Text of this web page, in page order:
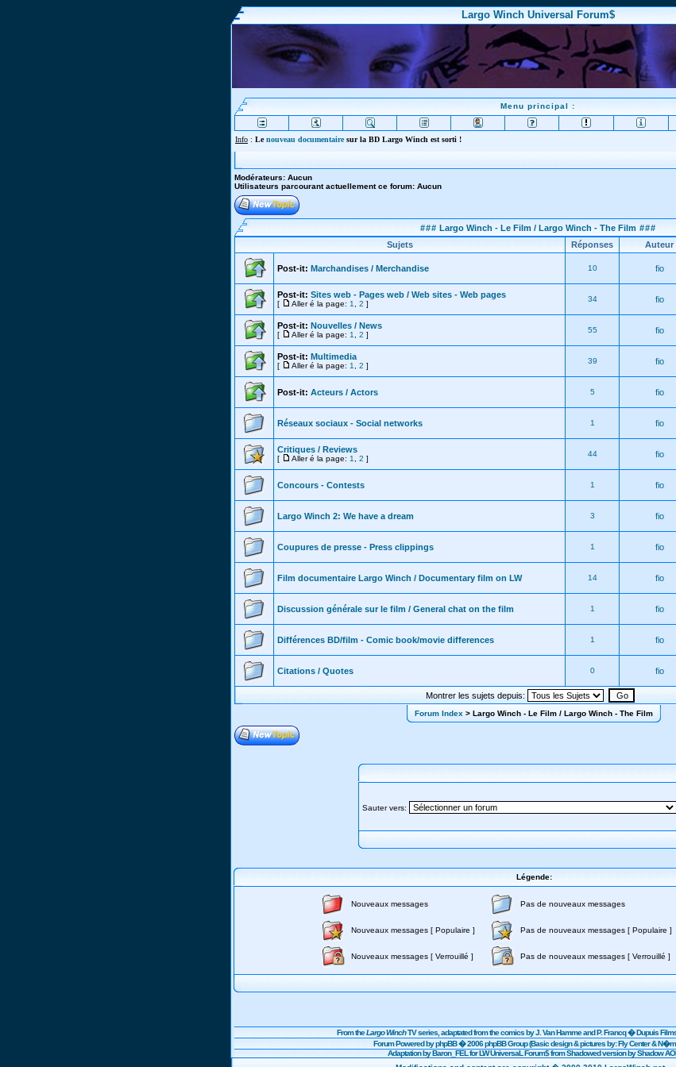
Largo Winch Universal Forum$
Menu principal :
Info : Lenouveau documentairesur la BD Largo Winch est sorti !
Modérateurs: Aucun
Utilisateurs parcourant actuellement ce forum: Aucun
### Largo Winch - Le Film / Largo Winch - The Film ###
Sujets
Réponses Auteur
Post-it: Marchandises / Merchandise 10 fio
Post-it: Sites web - Pages web / Web sites - Web pages
[ Aller é la page: 1 2 ]
34 fio
Post-it: Nouvelles / News
[ Aller é la page: 1 2 ]
55 fio
Post-it: Multimedia
[ Aller é la page: 1 2 ]
39 fio
Post-it: Acteurs / Actors 5 fio
Réseaux sociaux - Social networks 1 fio
Critiques / Reviews
[ Aller é la page: 1 2 ]
44 fio
Concours - Contests 1 fio
Largo Winch 2: We have a dream 3 fio
Coupures de presse - Press clippings 1 fio
Film documentaire Largo Winch / Documentary film on LW 14 fio
Discussion générale sur le film / General chat on the film 1 fio
Différences BD/film - Comic book/movie differences 1 fio
Citations / Quotes 0 fio
Montrer les sujets depuis:
Forum Index > Largo Winch - Le Film / Largo Winch - The Film
Sauter vers:
Légende:
Nouveaux messages Pas de nouveaux messages
Nouveaux messages [ Populaire ] Pas de nouveaux messages [ Populaire ]
Nouveaux messages [ Verrouillé ] Pas de nouveaux messages [ Verrouillé ]
From theLargo WinchTV series, adaptated from the comics by J. Van Hamme and P. Francq �Dupuis
Forum Powered byphpBB� 2006 phpBB Group (Basic design & pictures by: Fly Center &
Adaptation by Baron_FEL for LW UniversaL Forum$ from Shadowed version by Shadow